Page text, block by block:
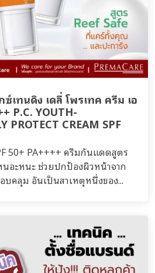
เทนดิง เดลี่ โพรเทค ครีม เอ
P.C. YOUTH-
PROTECT CREAM SPF
50+ PA++++ ครีมกันแดดสูตร
นอะหนะ ช่วยปกป้องผิวหน้าจาก
บคลุม อันเป็นสาเหตุหนึ่งของ...